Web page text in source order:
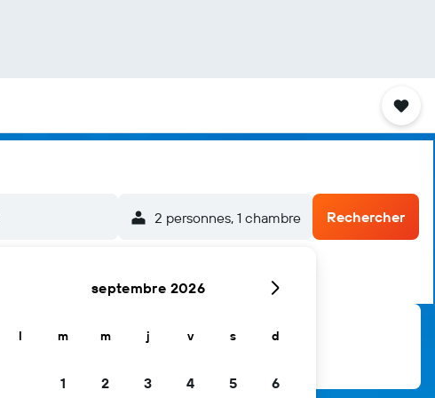
2 personnes, 1 chambre Rechercher
septembre 2026
l m m j v s d
1 2 3 4 5 6